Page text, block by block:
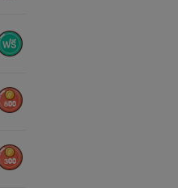
500
300